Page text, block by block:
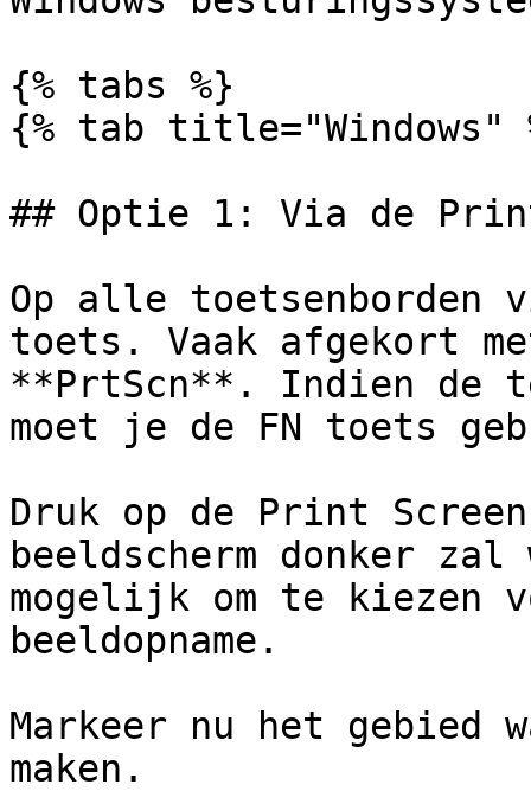
{% tabs %}
{% tab title="Windows"
## Optie 1: Via de
Op alle toetsenborden
toets. Vaak afgekort
**PrtScn**. Indien de
moet je de FN toets
Druk op de Print
beeldscherm donker zal
mogelijk om te kiezen
beeldopname.
Markeer nu het gebied
maken.